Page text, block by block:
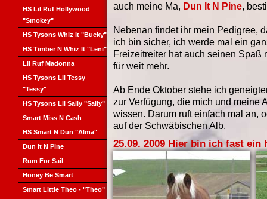
HS Lil Ruf Hollywood
"Smokey"
HS Tysons Whiz It "Bucky"
HS Timber N Whiz It "Leni"
Lil Ruf Madonna
HS Tysons Lil Tessy
"Tessy"
HS Tysons Lil Sally "Sally"
Smart Miss N Cash
HS Smart N Dun "Alma"
Dun It N Pine
Rum For Sail
Honey Be Smart
Smart Little Theo - "Theo"
auch meine Ma, Dun It N Pine,
Nebenan findet ihr mein Pedigree,
ich bin sicher, ich werde mal ein
Freizeitreiter hat auch seinen Spaß
für weit mehr.
Ab Ende Oktober stehe ich
zur Verfügung, die mich und meine
wissen. Darum ruft einfach mal an,
auf der Schwäbischen Alb.
25.09. 2009 Hier bin ich fast ein